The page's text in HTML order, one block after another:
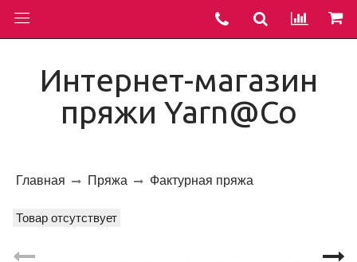
Интернет-магазин
пряжи Yarn@Co
Главная Пряжа Фактурная пряжа
Товар отсутствует